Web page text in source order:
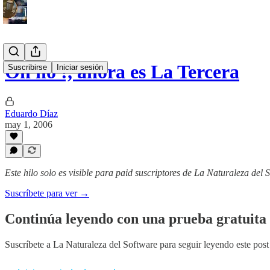
Suscribirse Iniciar sesión
Oh no !, ahora es La Tercera
Eduardo Díaz
may 1, 2006
Este hilo solo es visible para paid suscriptores de La Naturaleza del
Suscríbete para ver →
Continúa leyendo con una prueba gratuita
Suscríbete a La Naturaleza del Software para seguir leyendo este